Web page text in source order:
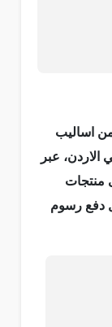
اساليب
الاردن، عبر
منتجات
دفع رسوم